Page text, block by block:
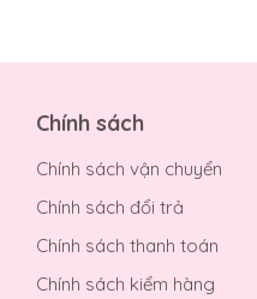
Chính sách
Chính sách vận chuyển
Chính sách đổi trả
Chính sách thanh toán
Chính sách kiểm hàng